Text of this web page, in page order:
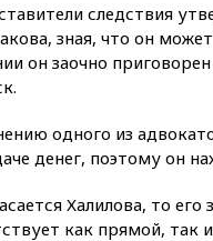
следствия
зная, что он
он заочно
одного из
денег, поэтому он
Халилова, то
как прямой, так